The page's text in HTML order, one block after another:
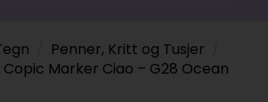
Penner, Kritt og Tusjer
Copic Marker Ciao – G28 Ocean